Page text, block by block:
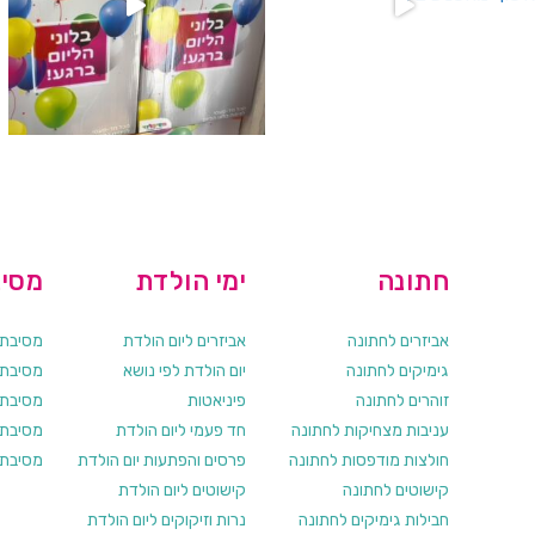
מסיבת
מסיבת
מסיבת
מסיבת
מסיבת
ימי הולדת
אביזרים ליום הולדת
יום הולדת לפי נושא
פיניאטות
חד פעמי ליום הולדת
פרסים והפתעות יום הולדת
קישוטים ליום הולדת
נרות וזיקוקים ליום הולדת
חתונה
אביזרים לחתונה
גימיקים לחתונה
זוהרים לחתונה
עניבות מצחיקות לחתונה
חולצות מודפסות לחתונה
קישוטים לחתונה
חבילות גימיקים לחתונה